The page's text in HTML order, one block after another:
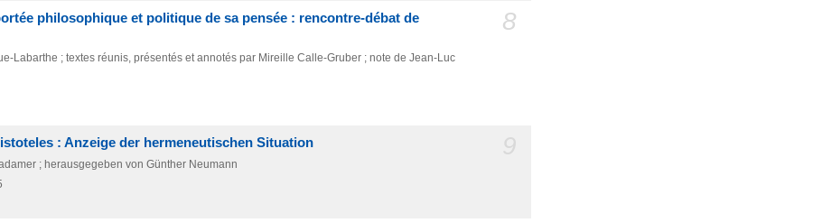
8
philosophique et politique de sa pensée : rencontre-débat de
Labarthe ; textes réunis, présentés et annotés par Mireille Calle-Gruber ; note de Jean-Luc
: Anzeige der hermeneutischen Situation
; herausgegeben von Günther Neumann